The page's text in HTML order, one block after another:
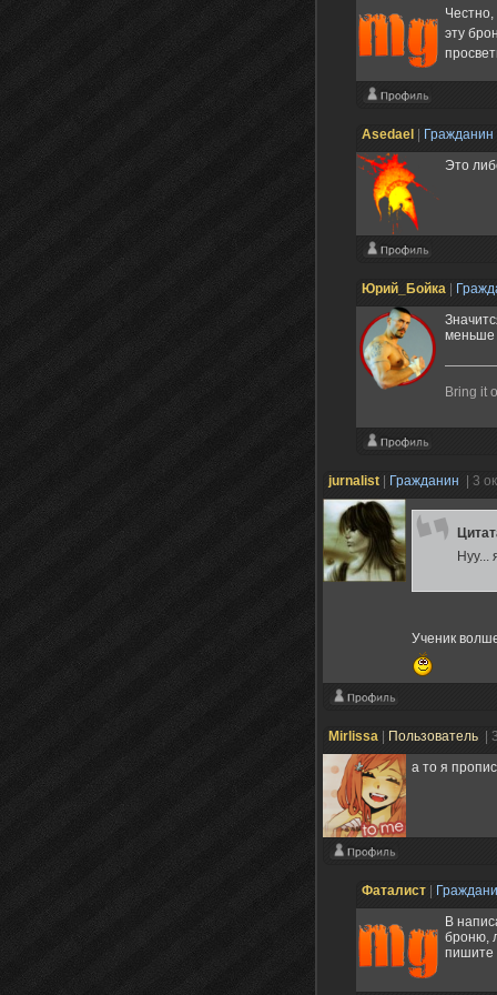
эту
Asedael
Гражданин
Это
Юрий_Бойка
меньше
Bring it
jurnalist Гражданин | 3
Нуу...
Ученик
Mirlissa Пользователь
|
а то я
Фаталист
В
броню,
пишите